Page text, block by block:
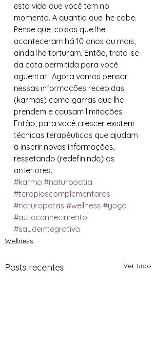
esta vida que você tem no
momento. A quantia que lhe cabe.
Pense que, coisas que lhe
aconteceram há 10 anos ou mais,
ainda lhe torturam. Então, trata-se
da cota permitida para você
aguentar.  Agora vamos pensar
nessas informações recebidas
(karmas) como garras que lhe
prendem e causam limitações.
Então, para você crescer existem
técnicas terapêuticas que ajudam
a inserir novas informações,
ressetando (redefinindo) as
anteriores.
#karma #naturopatia
#terapiascomplementares
#naturopatas #wellness #yoga
#autoconhecimento
#saudeintegrativa
Wellness
Posts recentes Ver tudo